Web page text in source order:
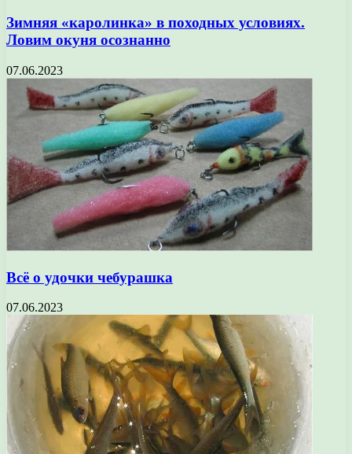
Зимняя «каролинка» в походных условиях.
Ловим окуня осознанно
07.06.2023
Всё о удочки чебурашка
07.06.2023